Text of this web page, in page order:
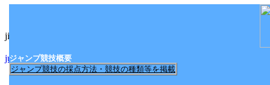
ジャンプ競技概要
ジャンプ競技の採点方法・競技の種類等を掲載
jimp_nittei2017.htmlへのリンク
jump_nittei2025.htmlへのリンク